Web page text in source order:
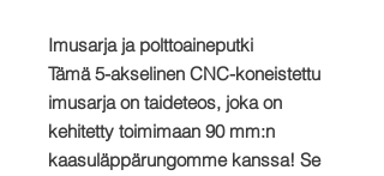
Imusarja ja polttoaineputki
Tämä 5-akselinen CNC-koneistettu
imusarja on taideteos, joka on
kehitetty toimimaan 90 mm:n
kaasuläppärungomme kanssa! Se